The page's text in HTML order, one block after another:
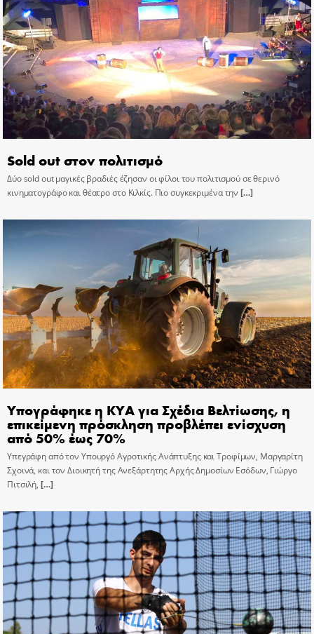
Sold out στον πολιτισμό
Δύο sold out μαγικές βραδιές έζησαν οι φίλοι του πολιτισμού σε θερινό
κινηματογράφο και θέατρο στο Κιλκίς. Πιο συγκεκριμένα την […]
Υπογράφηκε η ΚΥΑ για Σχέδια Βελτίωσης, η
επικείμενη πρόσκληση προβλέπει ενίσχυση
από 50% έως 70%
Υπεγράφη από τον Υπουργό Αγροτικής Ανάπτυξης και Τροφίμων, Μαργαρίτη
Σχοινά, και τον Διοικητή της Ανεξάρτητης Αρχής Δημοσίων Εσόδων, Γιώργο
Πιτσιλή, […]